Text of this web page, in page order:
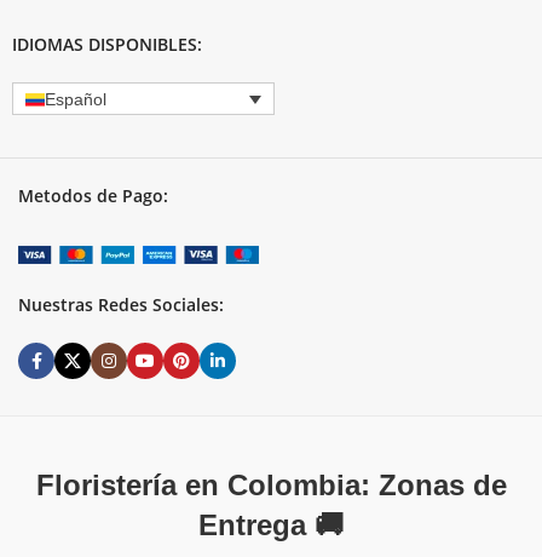
IDIOMAS DISPONIBLES:
Español
Metodos de Pago:
Nuestras Redes Sociales:
Floristería en Colombia: Zonas de
Entrega 🚚